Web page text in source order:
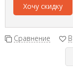
Хочу скидку
Сравнение